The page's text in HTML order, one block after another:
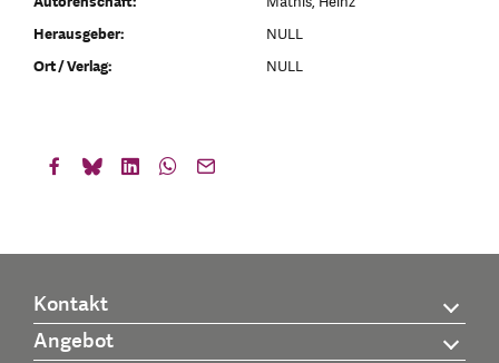
Herausgeber:
NULL
Ort / Verlag:
NULL
Kontakt
Angebot